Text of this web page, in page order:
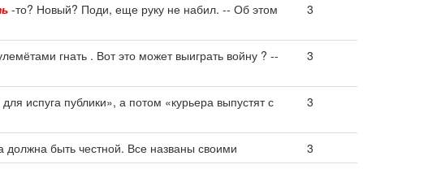
-то? Новый? Поди, еще руку не набил. -- Об этом
3
гнать . Вот это может выиграть войну ? --
3
для испуга публики», а потом «курьера выпустят с
3
должна быть честной. Все названы своими
3